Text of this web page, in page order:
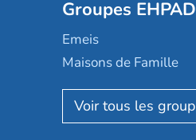
Mobicap
Domusvi
Happy Senior
Aquarelia
Nexity edenea
Groupes EHPAD
Emeis
Maisons de Famille
Korian
Emera